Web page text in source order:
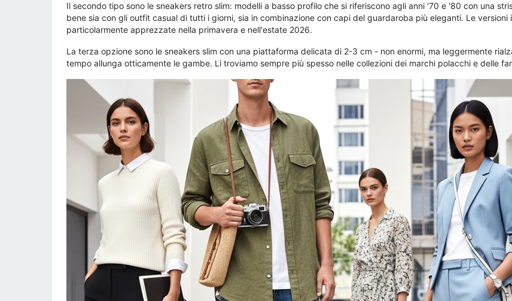
Il secondo tipo sono le sneakers retro slim: modelli a basso profilo che si riferiscono agli anni '70 e '80 con una
bene sia con gli outfit casual di tutti i giorni, sia in combinazione con capi del guardaroba più eleganti. Le
particolarmente apprezzate nella primavera e nell'estate 2026.
La terza opzione sono le sneakers slim con una piattaforma delicata di 2-3 cm - non enormi, ma leggermente
tempo allunga otticamente le gambe. Li troviamo sempre più spesso nelle collezioni dei marchi polacchi e delle